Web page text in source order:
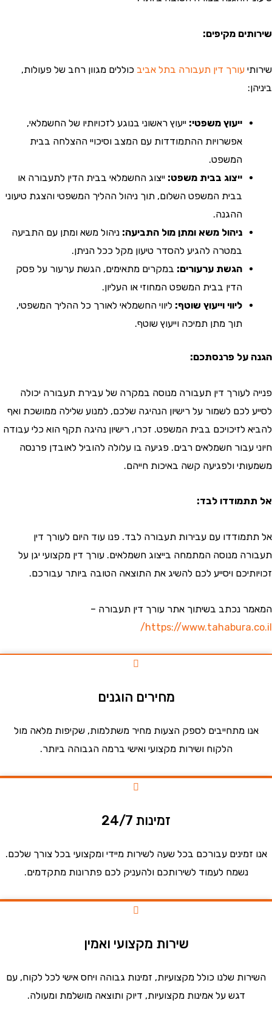
מקיפים:
עורך דין תעבורה בתל אביב כוללים מגוון רחב של פעולות,
ייעוץ משפטי:ייעוץ ראשוני בנוגע לזכויותיו של החשמלאי,
אפשרויות ההתמודדות עם המצב וסיכויי ההצלחה בבית
המשפט.
ייצוג בבית משפט:ייצוג החשמלאי בבית הדין לתעבורה או
בבית המשפט השלום, תוך ניהול ההליך המשפטי והצגת טיעוני
ההגנה.
ניהול משא ומתן מול התביעה:ניהול משא ומתן עם התביעה
במטרה להגיע להסדר טיעון מקל ככל הניתן.
הגשת ערעורים:במקרים מתאימים, הגשת ערעור על פסק
הדין בבית המשפט המחוזי או העליון.
ליווי וייעוץ שוטף:ליווי החשמלאי לאורך כל ההליך המשפטי,
תוך מתן תמיכה וייעוץ שוטף.
על פרנסתכם:
לעורך דין תעבורה מנוסה במקרה של עבירת תעבורה יכולה
לכם לשמור על רישיון הנהיגה שלכם, למנוע שלילה ממושכת ואף
לזיכויכם בבית המשפט. זכרו, רישיון נהיגה תקף הוא כלי עבודה
עבור חשמלאים רבים. פגיעה בו עלולה להוביל לאובדן פרנסה
ולפגיעה קשה באיכות חייהם.
לבד:
עם עבירות תעבורה לבד. פנו עוד היום לעורך דין
מנוסה המתמחה בייצוג חשמלאים. עורך דין מקצועי יגן על
ויסייע לכם להשיג את התוצאה הטובה ביותר עבורכם.
נכתב בשיתוך אתר עורך דין תעבורה –
https://
מחירים הוגנים
מתחייבים לספק הצעות מחיר משתלמות, שקיפות מלאה מול
הלקוח ושירות מקצועי ואישי ברמה הגבוהה ביותר.
זמינות 24/7
עבורכם בכל שעה לשירות מיידי ומקצועי בכל צורך שלכם.
נשמח לעמוד לשירותכם ולהעניק לכם פתרונות מתקדמים.
שירות מקצועי ואמין
שלנו כולל מקצועיות, זמינות גבוהה ויחס אישי לכל לקוח, עם
דגש על אמינות מקצועיות, דיוק ותוצאה מושלמת ומעולה.